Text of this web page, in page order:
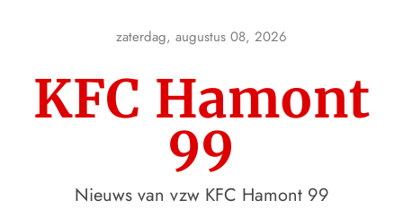
zaterdag, augustus 08, 2026
KFC Hamont
99
Nieuws van vzw KFC Hamont 99